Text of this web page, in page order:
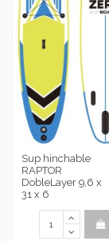
Sup hinchable
RAPTOR
DobleLayer 9,6 x
31 x 6